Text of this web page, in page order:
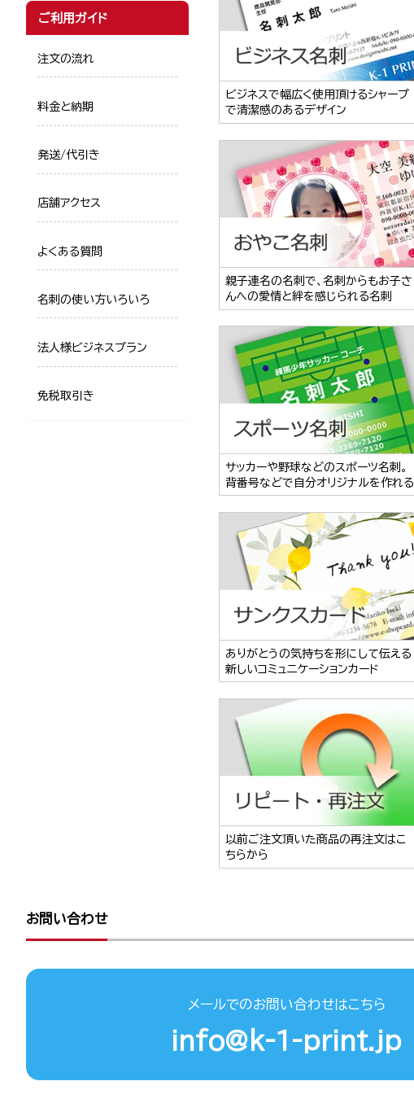
ビジネスで幅広く使用頂けるシャープ
で清潔感のあるデザイン
親子連名の名刺で、名刺からもお子さ
んへの愛情と絆を感じられる名刺
サッカーや野球などのスポーツ名刺。
背番号などで自分オリジナルを作れる
ありがとうの気持ちを形にして伝える
新しいコミュニケーションカード
以前ご注文頂いた商品の再注文はこ
ちらから
ご利用ガイド
注文の流れ
料金と納期
発送/代引き
店舗アクセス
よくある質問
名刺の使い方いろいろ
法人様ビジネスプラン
免税取引き
お問い合わせ
メールでのお問い合わせはこちら
info@k-1-print.jp